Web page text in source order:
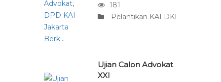
181
Pelantikan KAI DKI
Ujian Calon Advokat
XXI